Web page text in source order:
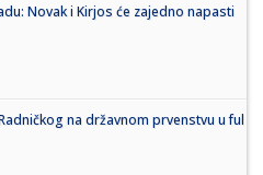
Novak i Kirjos će zajedno napasti
na državnom prvenstvu u ful